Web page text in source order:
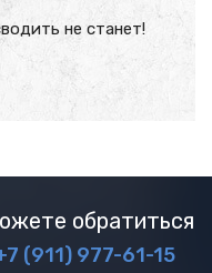
не станет!
обратиться
(911) 977-61-15